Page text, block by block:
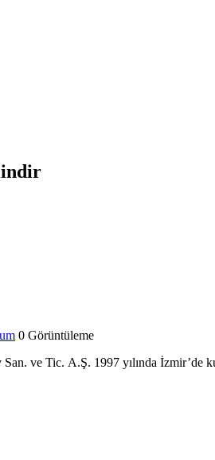
0 Görüntüleme
ve Tic. A.Ş. 1997 yılında İzmir’de